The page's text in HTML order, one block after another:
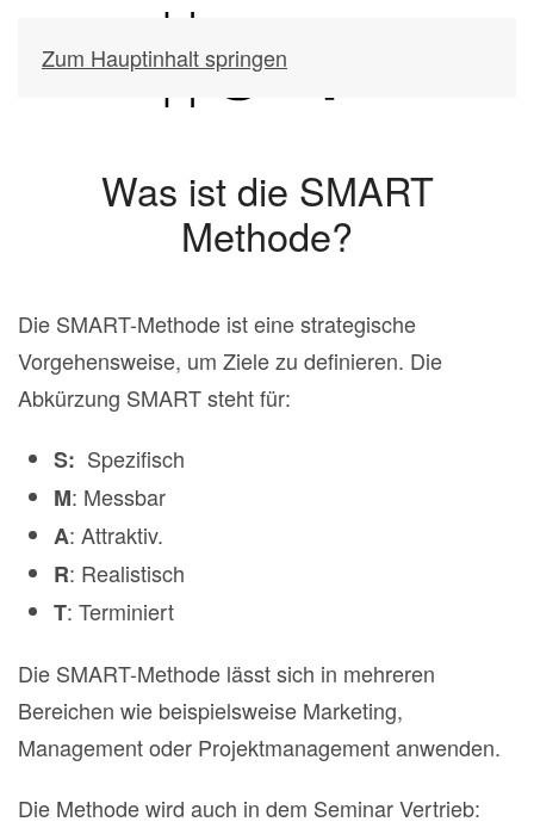
Zum Hauptinhalt springen
Was ist die SMART
Methode?
Die SMART-Methode ist eine strategische
Vorgehensweise, um Ziele zu definieren. Die
Abkürzung SMART steht für:
S: Spezifisch
M: Messbar
A: Attraktiv.
R: Realistisch
T: Terminiert
Die SMART-Methode lässt sich in mehreren
Bereichen wie beispielsweise Marketing,
Management oder Projektmanagement anwenden.
Die Methode wird auch in dem Seminar Vertrieb: